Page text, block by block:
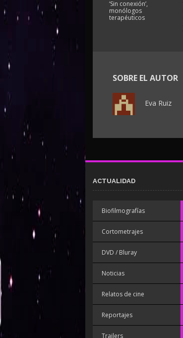
‘Sin conexión’,
monólogos
terapéuticos
SOBRE EL AUTOR
Eva Ruiz
ACTUALIDAD
Biofilmografías
Cortometrajes
DVD / Bluray
Noticias
Relatos de cine
Reportajes
Trailers